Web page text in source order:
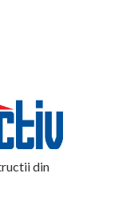
din